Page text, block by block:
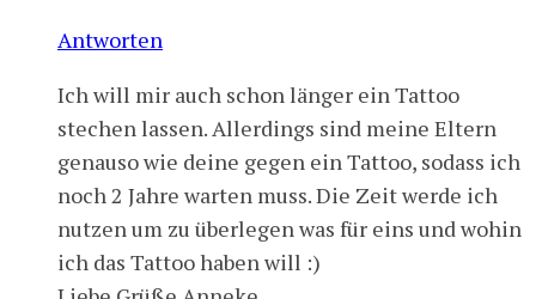
Antworten
Ich will mir auch schon länger ein Tattoo
stechen lassen. Allerdings sind meine Eltern
genauso wie deine gegen ein Tattoo, sodass ich
noch 2 Jahre warten muss. Die Zeit werde ich
nutzen um zu überlegen was für eins und wohin
ich das Tattoo haben will :)